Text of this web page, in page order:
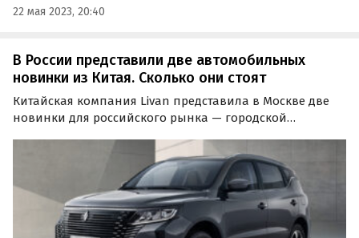
22 мая 2023, 20:40
В России представили две автомобильных
новинки из Китая. Сколько они стоят
Китайская компания Livan представила в Москве две
новинки для российского рынка — городской
предварительных заказов на них уже открыт, а их
«живые» продажи у дилеров начнутся в ноябре этого
года, сообщают…